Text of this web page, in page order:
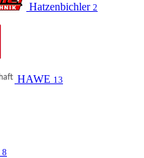
Hatzenbichler 2
HAWE 13
8